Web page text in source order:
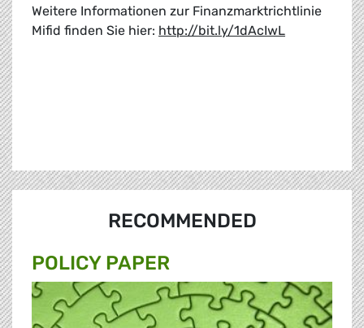
Weitere Informationen zur Finanzmarktrichtlinie
Mifid finden Sie hier: http://bit.ly/1dAcIwL
RECOMMENDED
POLICY PAPER